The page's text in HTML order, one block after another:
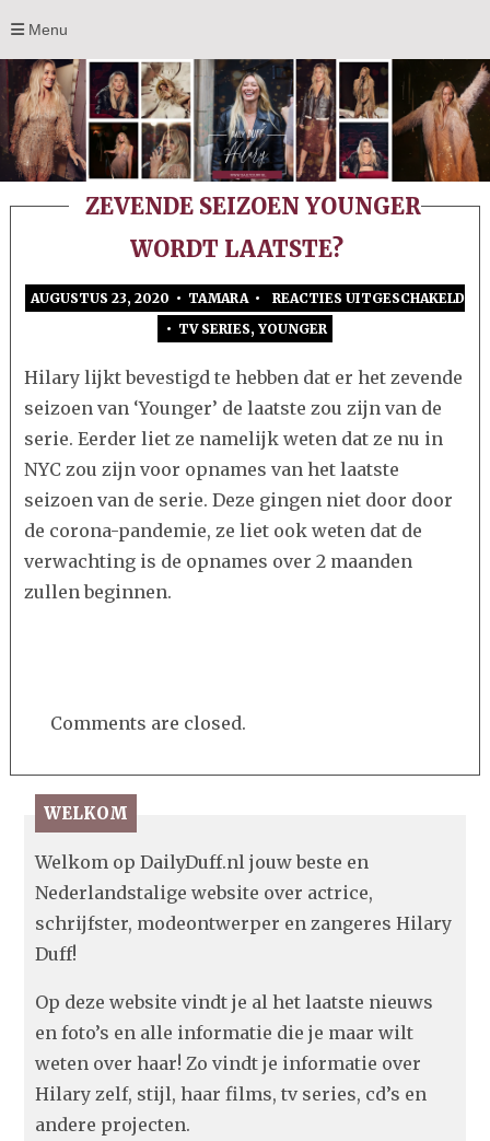
Menu
ZEVENDE SEIZOEN YOUNGER
WORDT LAATSTE?
AUGUSTUS 23, 2020 • TAMARA • REACTIES UITGESCHAKELD
VOOR
• TV SERIES, YOUNGER
Hilary lijkt bevestigd te hebben dat er het zevende
seizoen van ‘Younger’ de laatste zou zijn van de
serie. Eerder liet ze namelijk weten dat ze nu in
NYC zou zijn voor opnames van het laatste
seizoen van de serie. Deze gingen niet door door
de corona-pandemie, ze liet ook weten dat de
verwachting is de opnames over 2 maanden
zullen beginnen.
Comments are closed.
WELKOM
Welkom op DailyDuff.nl jouw beste en
Nederlandstalige website over actrice,
schrijfster, modeontwerper en zangeres Hilary
Duff!
Op deze website vindt je al het laatste nieuws
en foto’s en alle informatie die je maar wilt
weten over haar! Zo vindt je informatie over
Hilary zelf, stijl, haar films, tv series, cd’s en
andere projecten.